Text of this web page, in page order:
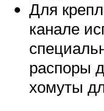
Для
канале
распоры
хомуты